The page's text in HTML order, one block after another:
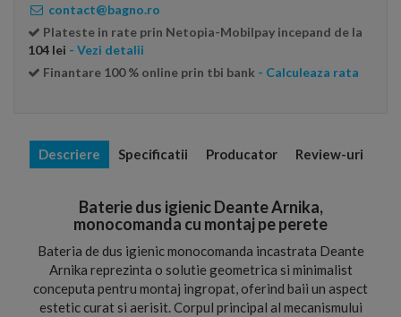
contact@bagno.ro
Plateste in rate prin Netopia-Mobilpay incepand de la
104 lei - Vezi detalii
Finantare 100 % online prin tbi bank - Calculeaza rata
Descriere Specificatii Producator Review-uri
Baterie dus igienic Deante Arnika,
monocomanda cu montaj pe perete
Bateria de dus igienic monocomanda incastrata Deante
Arnika reprezinta o solutie geometrica si minimalist
conceputa pentru montaj ingropat, oferind baii un aspect
estetic curat si aerisit. Corpul principal al mecanismului